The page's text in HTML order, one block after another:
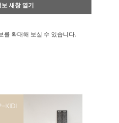
새창 열기
를 확대해 보실 수 있습니다.